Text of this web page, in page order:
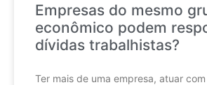
Empresas do mesmo
econômico podem
dívidas trabalhistas?
Ter mais de uma empresa, atuar